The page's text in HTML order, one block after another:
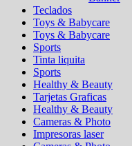
Teclados
Toys & Babycare
Toys & Babycare
Sports
Tinta liquita
Sports
Healthy & Beauty
Tarjetas Graficas
Healthy & Beauty
Cameras & Photo
Impresoras laser